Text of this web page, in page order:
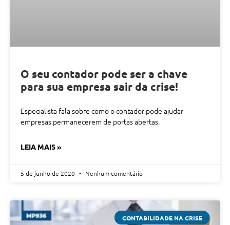
O seu contador pode ser a chave
para sua empresa sair da crise!
Especialista fala sobre como o contador pode ajudar
empresas permanecerem de portas abertas.
LEIA MAIS »
5 de junho de 2020 Nenhum comentário
CONTABILIDADE NA CRISE